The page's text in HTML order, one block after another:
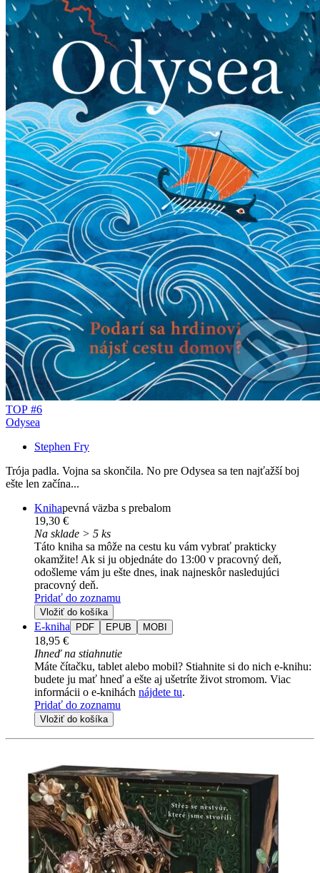
TOP #6
Odysea
Stephen Fry
Trója padla. Vojna sa skončila. No pre Odysea sa ten najťažší boj
ešte len začína...
Knihapevná väzba s prebalom
19,30 €
Na sklade > 5 ks
Táto kniha sa môže na cestu ku vám vybrať prakticky
okamžite! Ak si ju objednáte do 13:00 v pracovný deň,
odošleme vám ju ešte dnes, inak najneskôr nasledujúci
pracovný deň.
Pridať do zoznamu
Vložiť do košíka
E-kniha PDF EPUB MOBI
18,95 €
Ihneď na stiahnutie
Máte čítačku, tablet alebo mobil? Stiahnite si do nich e-knihu:
budete ju mať hneď a ešte aj ušetríte život stromom. Viac
informácii o e-knihách nájdete tu.
Pridať do zoznamu
Vložiť do košíka